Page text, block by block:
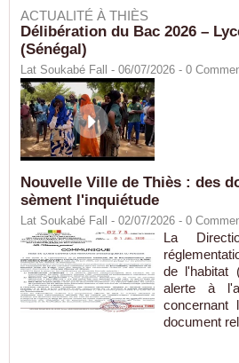
ACTUALITÉ À THIÈS
Délibération du Bac 2026 –
(Sénégal)
Lat Soukabé Fall - 06/07/2026 - 0
Nouvelle Ville de Thiès : des
sèment l'inquiétude
Lat Soukabé Fall - 02/07/2026 - 0
La
de l'habitat
alerte à
concernant
document